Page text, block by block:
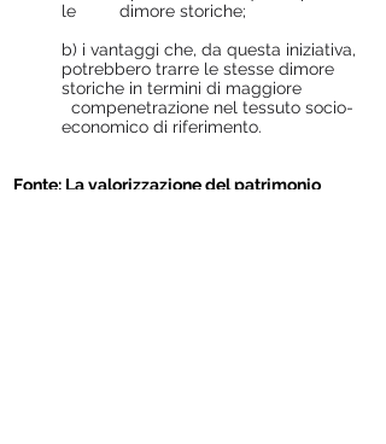
le dimore storiche;
b) i vantaggi che, da questa iniziativa,
potrebbero trarre le stesse dimore
storiche in termini di maggiore
compenetrazione nel tessuto socio-
economico di riferimento.
Fonte: La valorizzazione del patrimonio